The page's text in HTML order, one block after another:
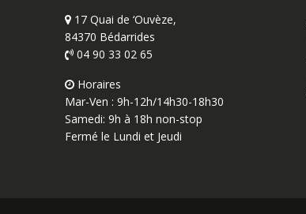
17 Quai de ‘Ouvèze,
84370 Bédarrides
04 90 33 02 65
Horaires
Mar-Ven : 9h-12h/14h30-18h30
Samedi: 9h à 18h non-stop
Fermé le Lundi et Jeudi